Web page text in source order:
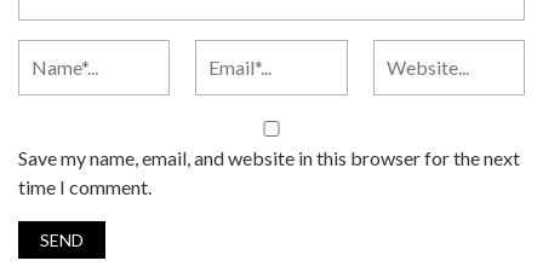
Save my name, email, and website in this browser for the next
time I comment.